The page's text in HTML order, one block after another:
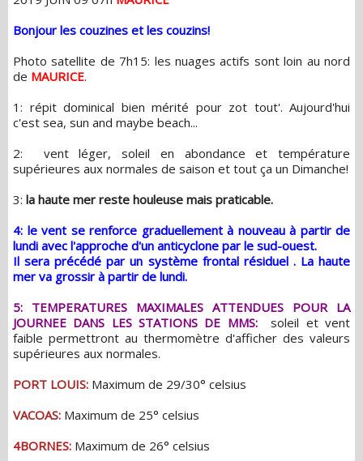
Bonjour les couzines et les couzins!
Photo satellite de 7h15: les nuages actifs sont loin au nord
de MAURICE.
1: répit dominical bien mérité pour zot tout'. Aujourd'hui
c'est sea, sun and maybe beach...
2: vent léger, soleil en abondance et température
supérieures aux normales de saison et tout ça un Dimanche!
3: la haute mer reste houleuse mais praticable.
4: le vent se renforce graduellement à nouveau à partir de
lundi avec l'approche d'un anticyclone par le sud-ouest.
Il sera précédé par un système frontal résiduel . La haute
mer va grossir à partir de lundi.
5: TEMPERATURES MAXIMALES ATTENDUES POUR LA
JOURNEE DANS LES STATIONS DE MMS:soleil et vent
faible permettront au thermomètre d'afficher des valeurs
supérieures aux normales.
PORT LOUIS: Maximum de 29/30° celsius
VACOAS: Maximum de 25° celsius
4BORNES: Maximum de 26° celsius